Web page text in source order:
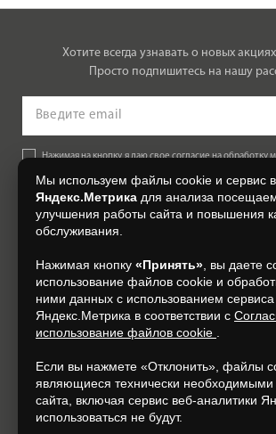
Хотите всегда узнавать о новых
Просто подпишитесь на нашу
Нажимая на кнопку, я даю свое согласие на обработку
Согласии на обработку персональных данных.
+7 (4812) 548-
Мы используем файлы cookie и сервис
Яндекс.Метрика для анализа
улучшения работы сайта и повышения
обслуживания.
Нажимая кнопку «Принять» , вы даете
использование файлов cookie и
ними данных с использованием сервиса
Яндекс.Метрика в соответствии с
использование файлов cookie
Если вы нажмете «Отклонить», файлы
являющиеся технически необходимыми
сайта, включая сервис веб-аналитики
использоваться не будут.